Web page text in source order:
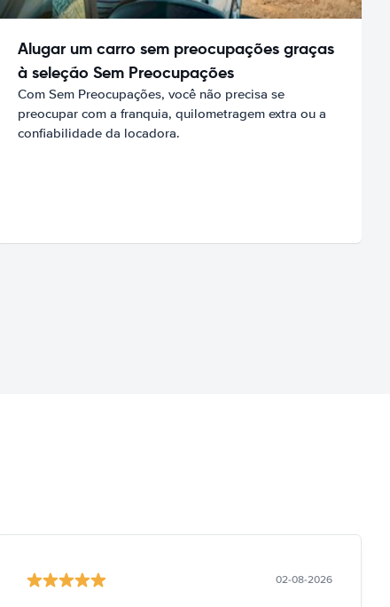
Alugar um carro sem preocupações graças
à seleção Sem Preocupações
Com Sem Preocupações, você não precisa se
preocupar com a franquia, quilometragem extra ou a
confiabilidade da locadora.
02-08-2026